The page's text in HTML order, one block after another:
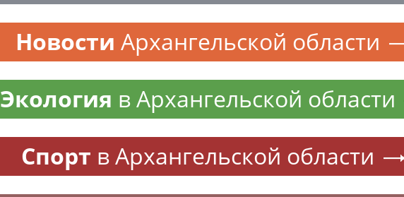
Новости Архангельской области
Экология в Архангельской области
Спорт в Архангельской области